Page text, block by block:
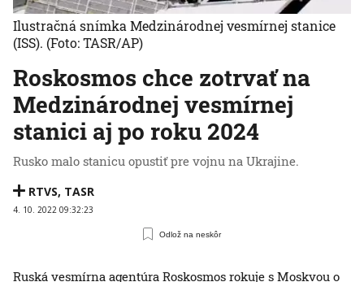
Roskosmos chce zotrvať na
Medzinárodnej vesmírnej
stanici aj po roku 2024
Rusko malo stanicu opustiť pre vojnu na Ukrajine.
RTVS, TASR
4. 10. 2022 09:32:23
Odlož na neskôr
Ilustračná snímka Medzinárodnej vesmírnej stanice
(ISS). (Foto: TASR/AP)
Ruská vesmírna agentúra Roskosmos rokuje s Moskvou o